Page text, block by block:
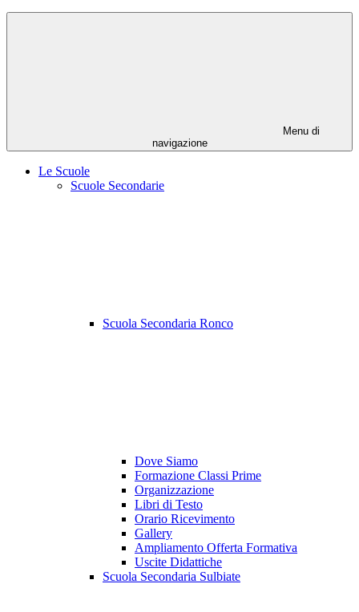
Menu di
navigazione
Le Scuole
Scuole Secondarie
Scuola Secondaria Ronco
Dove Siamo
Formazione Classi Prime
Organizzazione
Libri di Testo
Orario Ricevimento
Gallery
Ampliamento Offerta Formativa
Uscite Didattiche
Scuola Secondaria Sulbiate